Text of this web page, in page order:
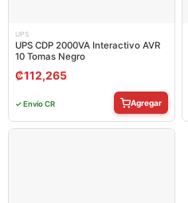
UPS
UPS CDP 2000VA Interactivo AVR
10 Tomas Negro
₡112,265
✓ Envío CR Agregar